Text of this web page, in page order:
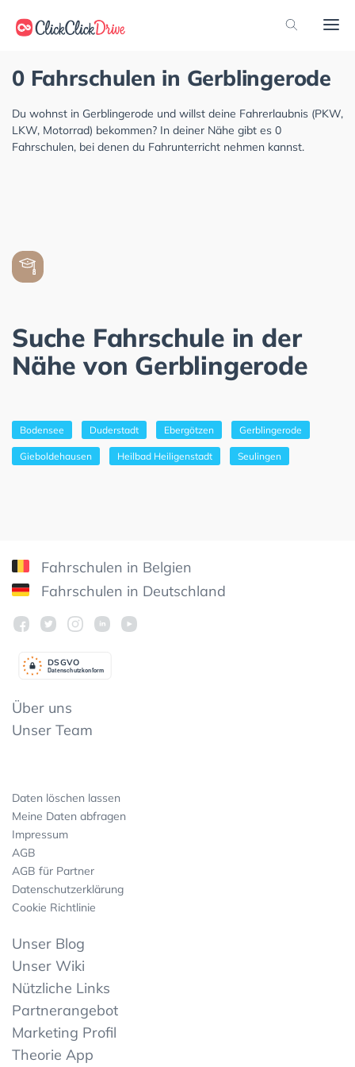
0 Fahrschulen in Gerblingerode
Du wohnst in Gerblingerode und willst deine Fahrerlaubnis (PKW,
LKW, Motorrad) bekommen? In deiner Nähe gibt es 0
Fahrschulen, bei denen du Fahrunterricht nehmen kannst.
Suche Fahrschule in der
Nähe von Gerblingerode
Bodensee Duderstadt Ebergötzen Gerblingerode
Gieboldehausen Heilbad Heiligenstadt Seulingen
Fahrschulen in Belgien
Fahrschulen in Deutschland
Datenschutzkonform
DSGVO
Über uns
Unser Team
Daten löschen lassen
Meine Daten abfragen
Impressum
AGB
AGB für Partner
Datenschutzerklärung
Cookie Richtlinie
Unser Blog
Unser Wiki
Nützliche Links
Partnerangebot
Marketing Profil
Theorie App